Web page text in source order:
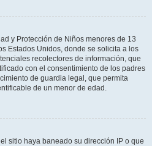
y Protección de Niños menores de 13
Estados Unidos, donde se solicita a los
recolectores de información, que
con el consentimiento de los padres
de guardia legal, que permita
de un menor de edad.
sitio haya baneado su dirección IP o que